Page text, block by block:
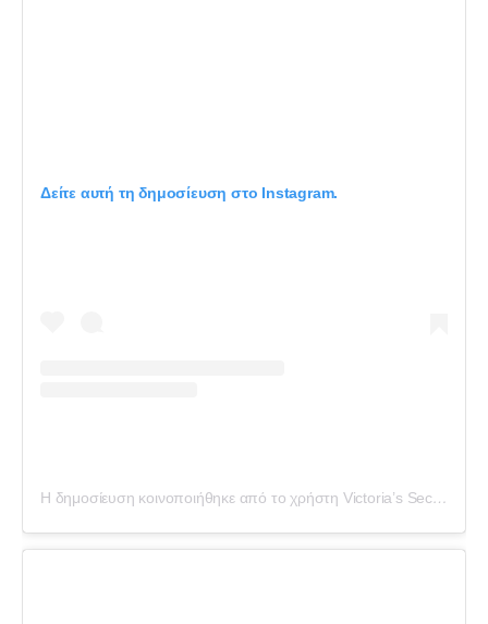
Δείτε αυτή τη δημοσίευση στο Instagram.
Η δημοσίευση κοινοποιήθηκε από το χρήστη Victoria’s Secret (@victoriassecret)